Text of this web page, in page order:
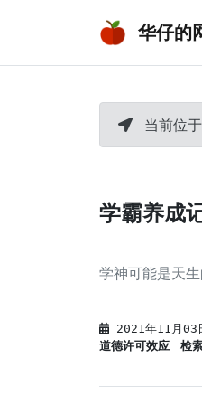
华仔的
当前位
学霸养成
学神可能是天
2021年11月03
道德许可效应
检